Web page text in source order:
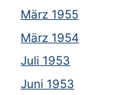
März 1955
März 1954
Juli 1953
Juni 1953